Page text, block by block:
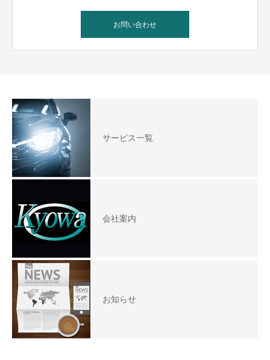
お問い合わせ
サービス一覧
会社案内
お知らせ